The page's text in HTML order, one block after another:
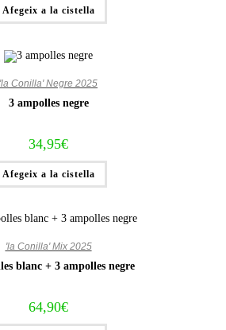
Afegeix a la cistella
'la Conilla' Negre 2025
3 ampolles negre
34,95€
Afegeix a la cistella
'la Conilla' Mix 2025
blanc + 3 ampolles negre
64,90€